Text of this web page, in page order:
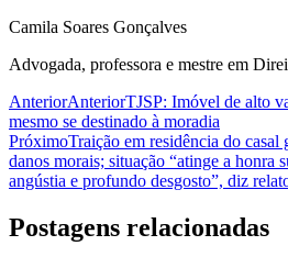
Camila Soares Gonçalves
Advogada, professora e mestre em
AnteriorAnteriorTJSP: Imóvel de alto
mesmo se destinado à moradia
PróximoTraição em residência do
danos morais; situação “atinge a honra
angústia e profundo desgosto”, diz
Postagens relacionadas